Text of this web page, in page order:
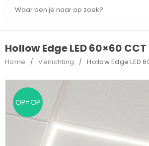
Hollow Edge LED 60×60
Home / Verlichting / Hollow Edge LED
OP=OP